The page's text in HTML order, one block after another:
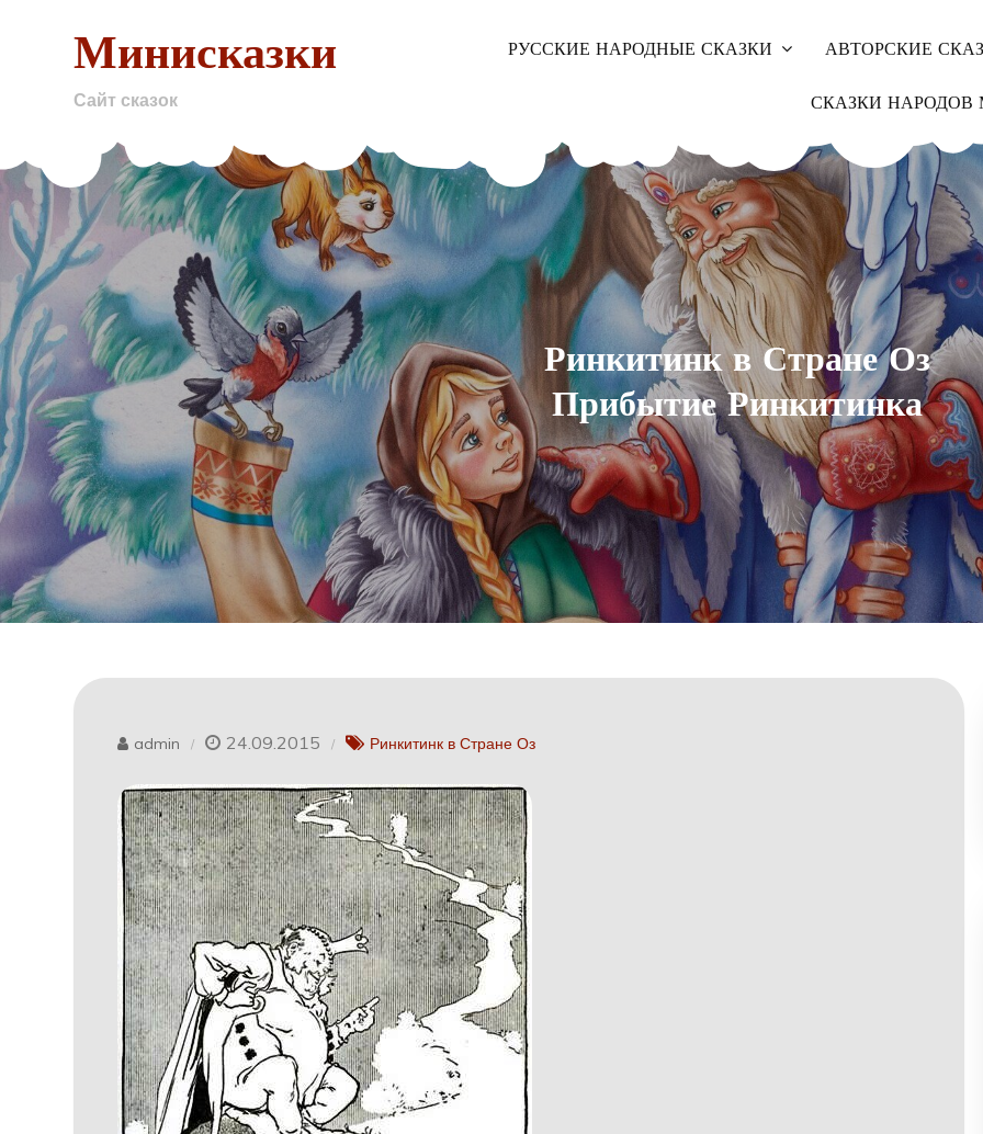
Минисказки
Сайт сказок
РУССКИЕ НАРОДНЫЕ СКАЗКИ АВТОРСКИЕ
СКАЗКИ НАРОДОВ
Ринкитинк в Стране Оз
Прибытие Ринкитинка
admin 24.09.2015 Ринкитинк в Стране Оз